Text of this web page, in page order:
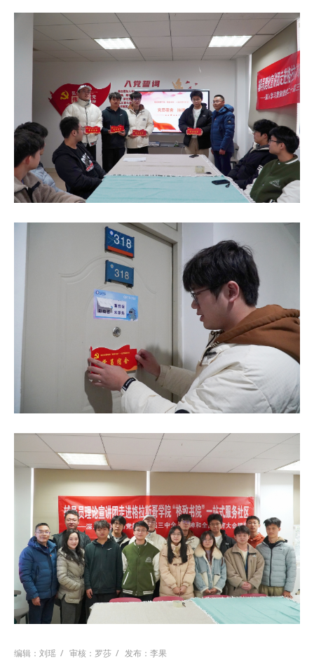
编辑：刘瑶 / 审核：罗莎 / 发布：李果